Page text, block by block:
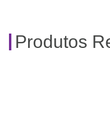
Produtos